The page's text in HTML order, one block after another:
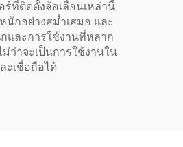
ที่ติดตั้งล้อเลื่อนเหล่านี้
นักอย่างสม่ำเสมอ และ
และการใช้งานที่หลาก
ว่าจะเป็นการใช้งานใน
ะเชื่อถือได้